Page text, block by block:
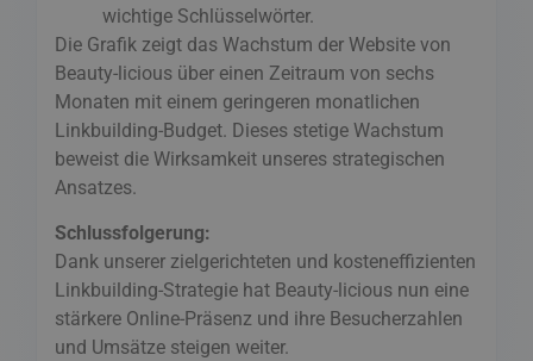
wichtige Schlüsselwörter.
Die Grafik zeigt das Wachstum der Website von
Beauty-licious über einen Zeitraum von sechs
Monaten mit einem geringeren monatlichen
Linkbuilding-Budget. Dieses stetige Wachstum
beweist die Wirksamkeit unseres strategischen
Ansatzes.
Schlussfolgerung:
Dank unserer zielgerichteten und kosteneffizienten
Linkbuilding-Strategie hat Beauty-licious nun eine
stärkere Online-Präsenz und ihre Besucherzahlen
und Umsätze steigen weiter.